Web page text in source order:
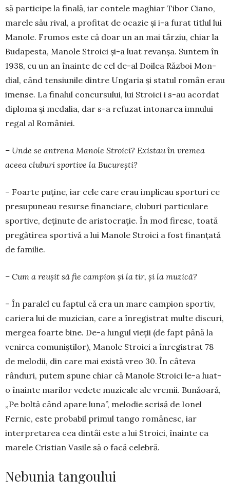
să participe la finală, iar contele maghiar Tibor Ciano,
ma­rele său rival, a profitat de ocazie şi i-a furat titlul lui
Ma­nole. Frumos este că doar un an mai târziu, chiar la
Budapesta, Manole Stroici şi-a luat revanşa. Sun­tem în
1938, cu un an înainte de cel de-al Doilea Război Mon­
dial, când tensiunile dintre Un­garia şi statul român erau
imen­se. La finalul con­cursului, lui Stroici i s-au acordat
diploma şi medalia, dar s-a refuzat into­narea im­nului
regal al României.
– Unde se antrena Manole Stroici? Existau în vremea
aceea clu­buri sportive la Bucu­rești?
– Foarte puţine, iar cele care erau implicau sporturi ce
pre­supuneau resurse financiare, clu­buri particulare
sportive, de­ţinute de aristocraţie. În mod firesc, toată
pre­gătirea sportivă a lui Manole Stroici a fost finan­ţată
de familie.
– Cum a reușit să fie campion și la tir, și la muzică?
– În paralel cu faptul că era un mare campion sportiv,
cariera lui de muzician, care a înre­gistrat multe discuri,
mergea foarte bine. De-a lun­gul vieţii (de fapt până la
venirea comuniştilor), Manole Stro­ici a înregistrat 78
de melodii, din care mai există vreo 30. În câteva
rânduri, putem spune chiar că Ma­nole Stroici le-a luat-
o înainte marilor vedete mu­zicale ale vremii. Bunăoară,
„Pe boltă când apare luna”, melodie scrisă de Ionel
Fernic, este probabil primul tango românesc, iar
interpre­tarea cea dintâi este a lui Stroici, înainte ca
marele Cristian Vasile să o facă celebră.
Nebunia tangoului